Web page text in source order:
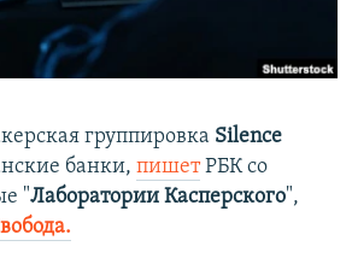
КРЫМА
группировка Silence
банки, пишетРБК со
"Лаборатории Касперского",